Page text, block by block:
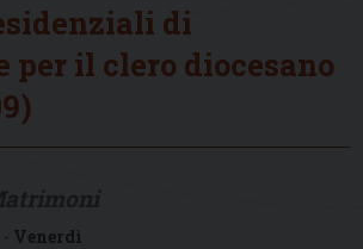
di
per il clero diocesano
- Venerdì